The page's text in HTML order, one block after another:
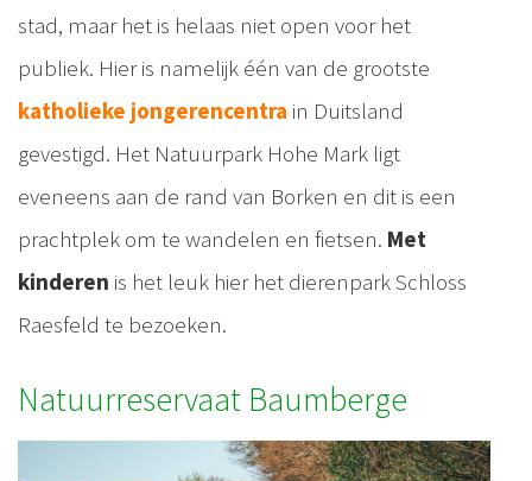
stad, maar het is helaas niet open voor het
publiek. Hier is namelijk één van de grootste
katholieke jongerencentra in Duitsland
gevestigd. Het Natuurpark Hohe Mark ligt
eveneens aan de rand van Borken en dit is een
prachtplek om te wandelen en fietsen. Met
kinderen is het leuk hier het dierenpark Schloss
Raesfeld te bezoeken.
Natuurreservaat Baumberge